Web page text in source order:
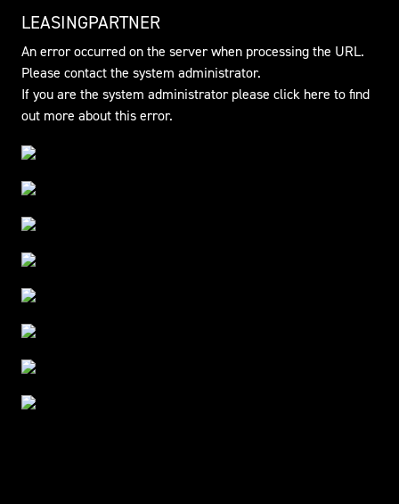
LEASINGPARTNER
An error occurred on the server when processing the URL.
Please contact the system administrator.
If you are the system administrator please click here to find
out more about this error.